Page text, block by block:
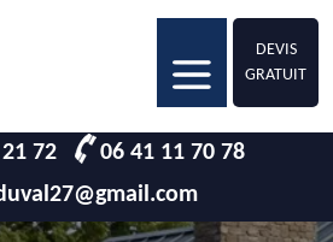
DEVIS
GRATUIT
72
06 41 11 70 78